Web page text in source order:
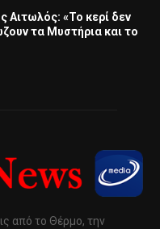
Αιτωλός: «Το κερί δεν
τα Μυστήρια και το
από το Θέρμο, την